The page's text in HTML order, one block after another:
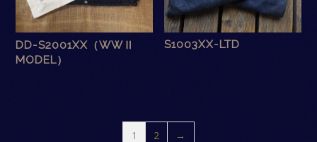
DD-S2001XX（WWⅡ
MODEL）
S1003XX-LTD
1 2 →